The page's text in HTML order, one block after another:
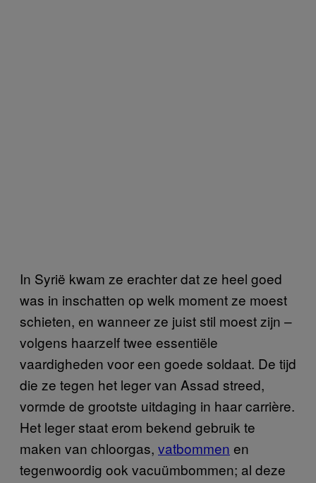
In Syrië kwam ze erachter dat ze heel goed
was in inschatten op welk moment ze moest
schieten, en wanneer ze juist stil moest zijn –
volgens haarzelf twee essentiële
vaardigheden voor een goede soldaat. De tijd
die ze tegen het leger van Assad streed,
vormde de grootste uitdaging in haar carrière.
Het leger staat erom bekend gebruik te
maken van chloorgas, vatbommen en
tegenwoordig ook vacuümbommen; al deze